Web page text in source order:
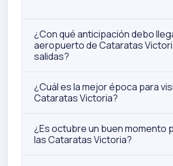
¿Con qué anticipación debo
aeropuerto de Cataratas
salidas?
¿Cuál es la mejor época para
Cataratas Victoria?
¿Es octubre un buen momento
las Cataratas Victoria?